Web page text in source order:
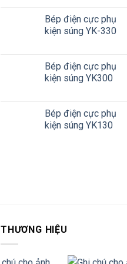
Bép điện cực phụ
kiện súng YK-330
Bép điện cực phụ
kiện súng YK300
Bép điện cực phụ
kiện súng YK130
THƯƠNG HIỆU